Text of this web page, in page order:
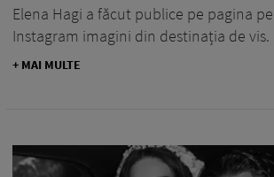
Elena Hagi a făcut publice pe pagina
Instagram imagini din destinația de vis.
+ MAI MULTE